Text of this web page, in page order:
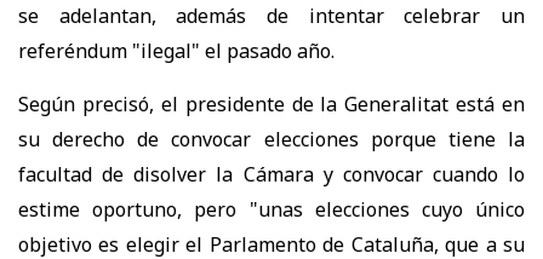
se adelantan, además de intentar celebrar un
referéndum "ilegal" el pasado año.
Según precisó, el presidente de la Generalitat está en
su derecho de convocar elecciones porque tiene la
facultad de disolver la Cámara y convocar cuando lo
estime oportuno, pero "unas elecciones cuyo único
objetivo es elegir el Parlamento de Cataluña, que a su